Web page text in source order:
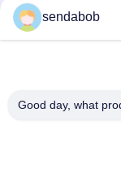
sendabob
Good day, what